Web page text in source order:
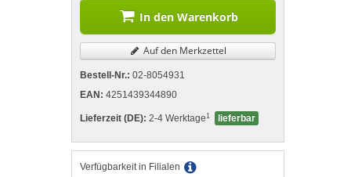
In den Warenkorb
Auf den Merkzettel
Bestell-Nr.: 02-8054931
EAN: 4251439344890
Lieferzeit (DE): 2-4 Werktage 1 lieferbar
Verfügbarkeit in Filialen